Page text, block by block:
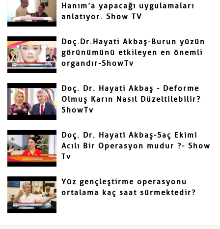
Hanım’a yapacağı uygulamaları
anlatıyor. Show TV
Doç.Dr.Hayati Akbaş-Burun yüzün
görünümünü etkileyen en önemli
organdır-ShowTv
Doç. Dr. Hayati Akbaş - Deforme
Olmuş Karın Nasıl Düzeltilebilir?
ShowTv
Doç. Dr. Hayati Akbaş-Saç Ekimi
Acılı Bir Operasyon mudur ?- Show
Tv
Yüz gençleştirme operasyonu
ortalama kaç saat sürmektedir?